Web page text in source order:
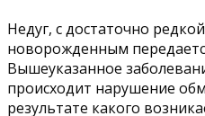
Недуг, с достаточно
новорожденным
Вышеуказанное
происходит нарушение
результате какого